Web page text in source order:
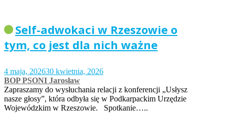
Self-adwokaci w Rzeszowie o
tym, co jest dla nich ważne
4 maja, 202630 kwietnia, 2026
BOP PSONI Jarosław
Zapraszamy do wysłuchania relacji z konferencji „Usłysz
nasze głosy”, która odbyła się w Podkarpackim Urzędzie
Wojewódzkim w Rzeszowie. Spotkanie…..